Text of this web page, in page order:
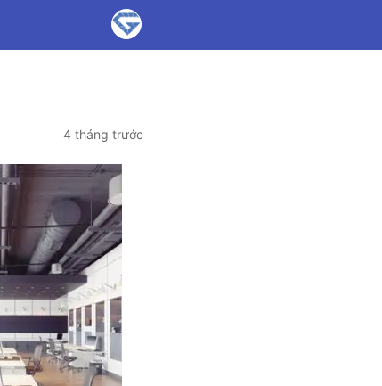
4 tháng trước